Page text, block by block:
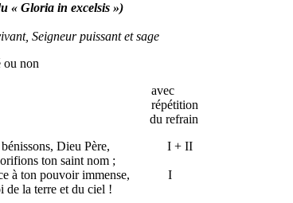
« Gloria in excelsis »)
Seigneur puissant et sage
ou non
avec
répétition
du refrain
bénissons, Dieu Père, I + II
ton saint nom ;
à ton pouvoir immense, I
la terre et du ciel !